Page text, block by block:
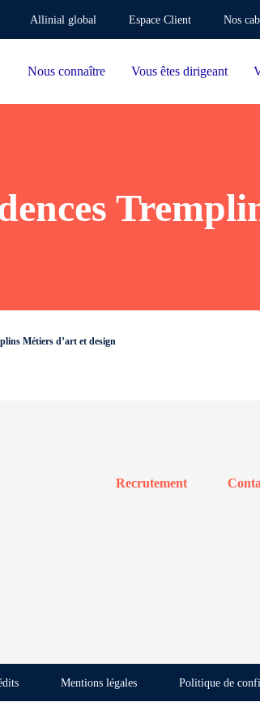
Allinial global Espace Client Nos
Nous connaître Vous êtes dirigeant
Métiers d’art et design
Recrutement
Mentions légales Politique de